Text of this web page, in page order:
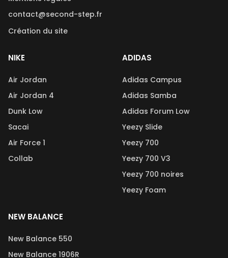
contact@second-step.fr
Création du site
NIKE
Air Jordan
Air Jordan 4
Dunk Low
Sacai
Air Force 1
Collab
ADIDAS
Adidas Campus
Adidas Samba
Adidas Forum Low
Yeezy Slide
Yeezy 700
Yeezy 700 V3
Yeezy 700 noires
Yeezy Foam
NEW BALANCE
New Balance 550
New Balance 1906R